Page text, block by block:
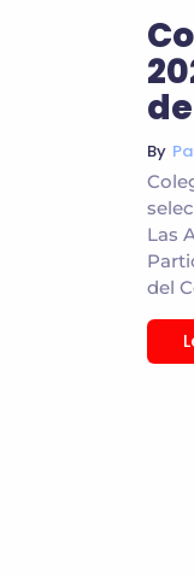
By
Las
del